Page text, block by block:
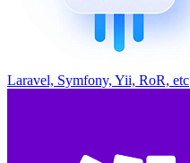
Laravel, Symfony, Yii, RoR, etc